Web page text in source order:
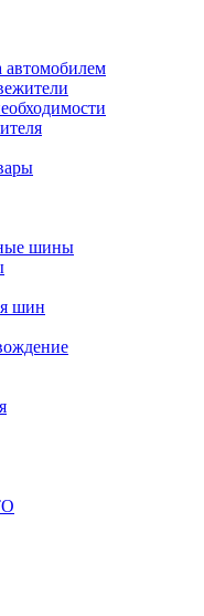
автомобилем
шины
шин